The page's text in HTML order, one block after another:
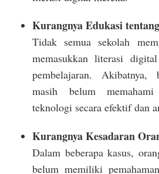
Kurangnya Edukasi
Tidak semua sekolah
memasukkan literasi
pembelajaran. Akibatnya,
masih belum
teknologi secara efektif dan
Kurangnya Kesadaran
Dalam beberapa kasus,
belum memiliki